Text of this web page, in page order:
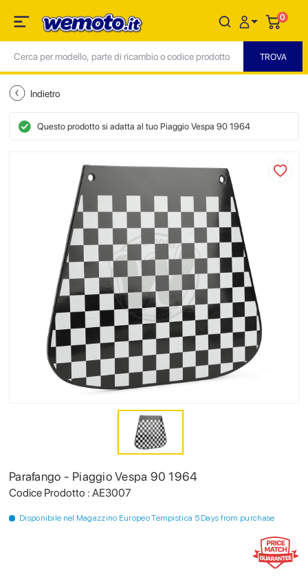
0
Indietro
Questo prodotto si adatta al tuo Piaggio Vespa 90 1964
Parafango - Piaggio Vespa 90 1964
Codice Prodotto : AE3007
Disponibile nel Magazzino Europeo Tempistica 5 Days from purchase